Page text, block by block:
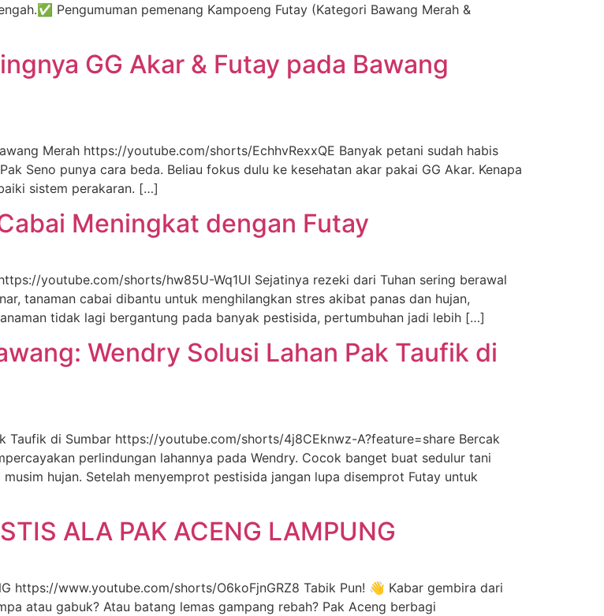
Pengumuman pemenang Kampoeng Futay (Kategori Bawang Merah &
GG Akar & Futay pada Bawang
Merah https://youtube.com/shorts/EchhvRexxQE Banyak petani sudah habis
Seno punya cara beda. Beliau fokus dulu ke kesehatan akar pakai GG Akar. Kenapa
sistem perakaran. […]
Meningkat dengan Futay
youtube.com/shorts/hw85U-Wq1UI Sejatinya rezeki dari Tuhan sering berawal
tanaman cabai dibantu untuk menghilangkan stres akibat panas dan hujan,
tidak lagi bergantung pada banyak pestisida, pertumbuhan jadi lebih […]
Wendry Solusi Lahan Pak Taufik di
Taufik di Sumbar https://youtube.com/shorts/4j8CEknwz-A?feature=share Bercak
perlindungan lahannya pada Wendry. Cocok banget buat sedulur tani
hujan. Setelah menyemprot pestisida jangan lupa disemprot Futay untuk
ALA PAK ACENG LAMPUNG
https://www.youtube.com/shorts/O6koFjnGRZ8 Tabik Pun! 👋 Kabar gembira dari
atau gabuk? Atau batang lemas gampang rebah? Pak Aceng berbagi